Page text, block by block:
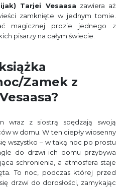
Tarjei Vesaasa zawiera aż
zamknięte w jednym tomie.
magicznej prozie jednego z
pisarzy na całym świecie.
Zamek z
wraz z siostrą spędzają swoją
w domu. W ten ciepły wiosenny
wszystko – w taką noc po prostu
do drzwi ich domu przybywa
schronienia, a atmosfera staje
To noc, podczas której przed
drzwi do dorosłości, zamykając